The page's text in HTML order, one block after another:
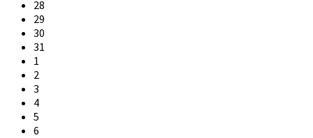
28
29
30
31
1
2
3
4
5
6